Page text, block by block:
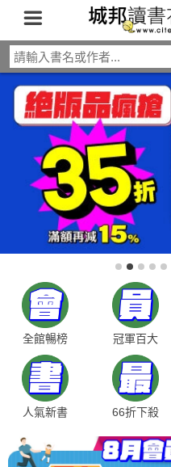
全館暢榜 冠軍百大
人氣新書 66折下殺